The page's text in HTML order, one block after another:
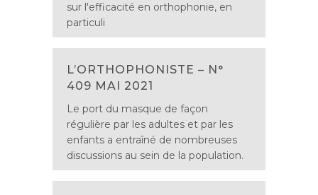
sur l'efficacité en orthophonie, en
particuli
L’ORTHOPHONISTE – N°
409 MAI 2021
Le port du masque de façon
régulière par les adultes et par les
enfants a entraîné de nombreuses
discussions au sein de la population.